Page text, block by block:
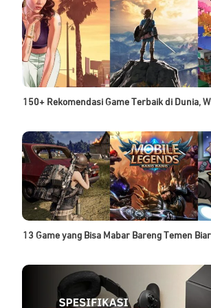
150+ Rekomendasi Game Terbaik di Dunia,
13 Game yang Bisa Mabar Bareng Temen